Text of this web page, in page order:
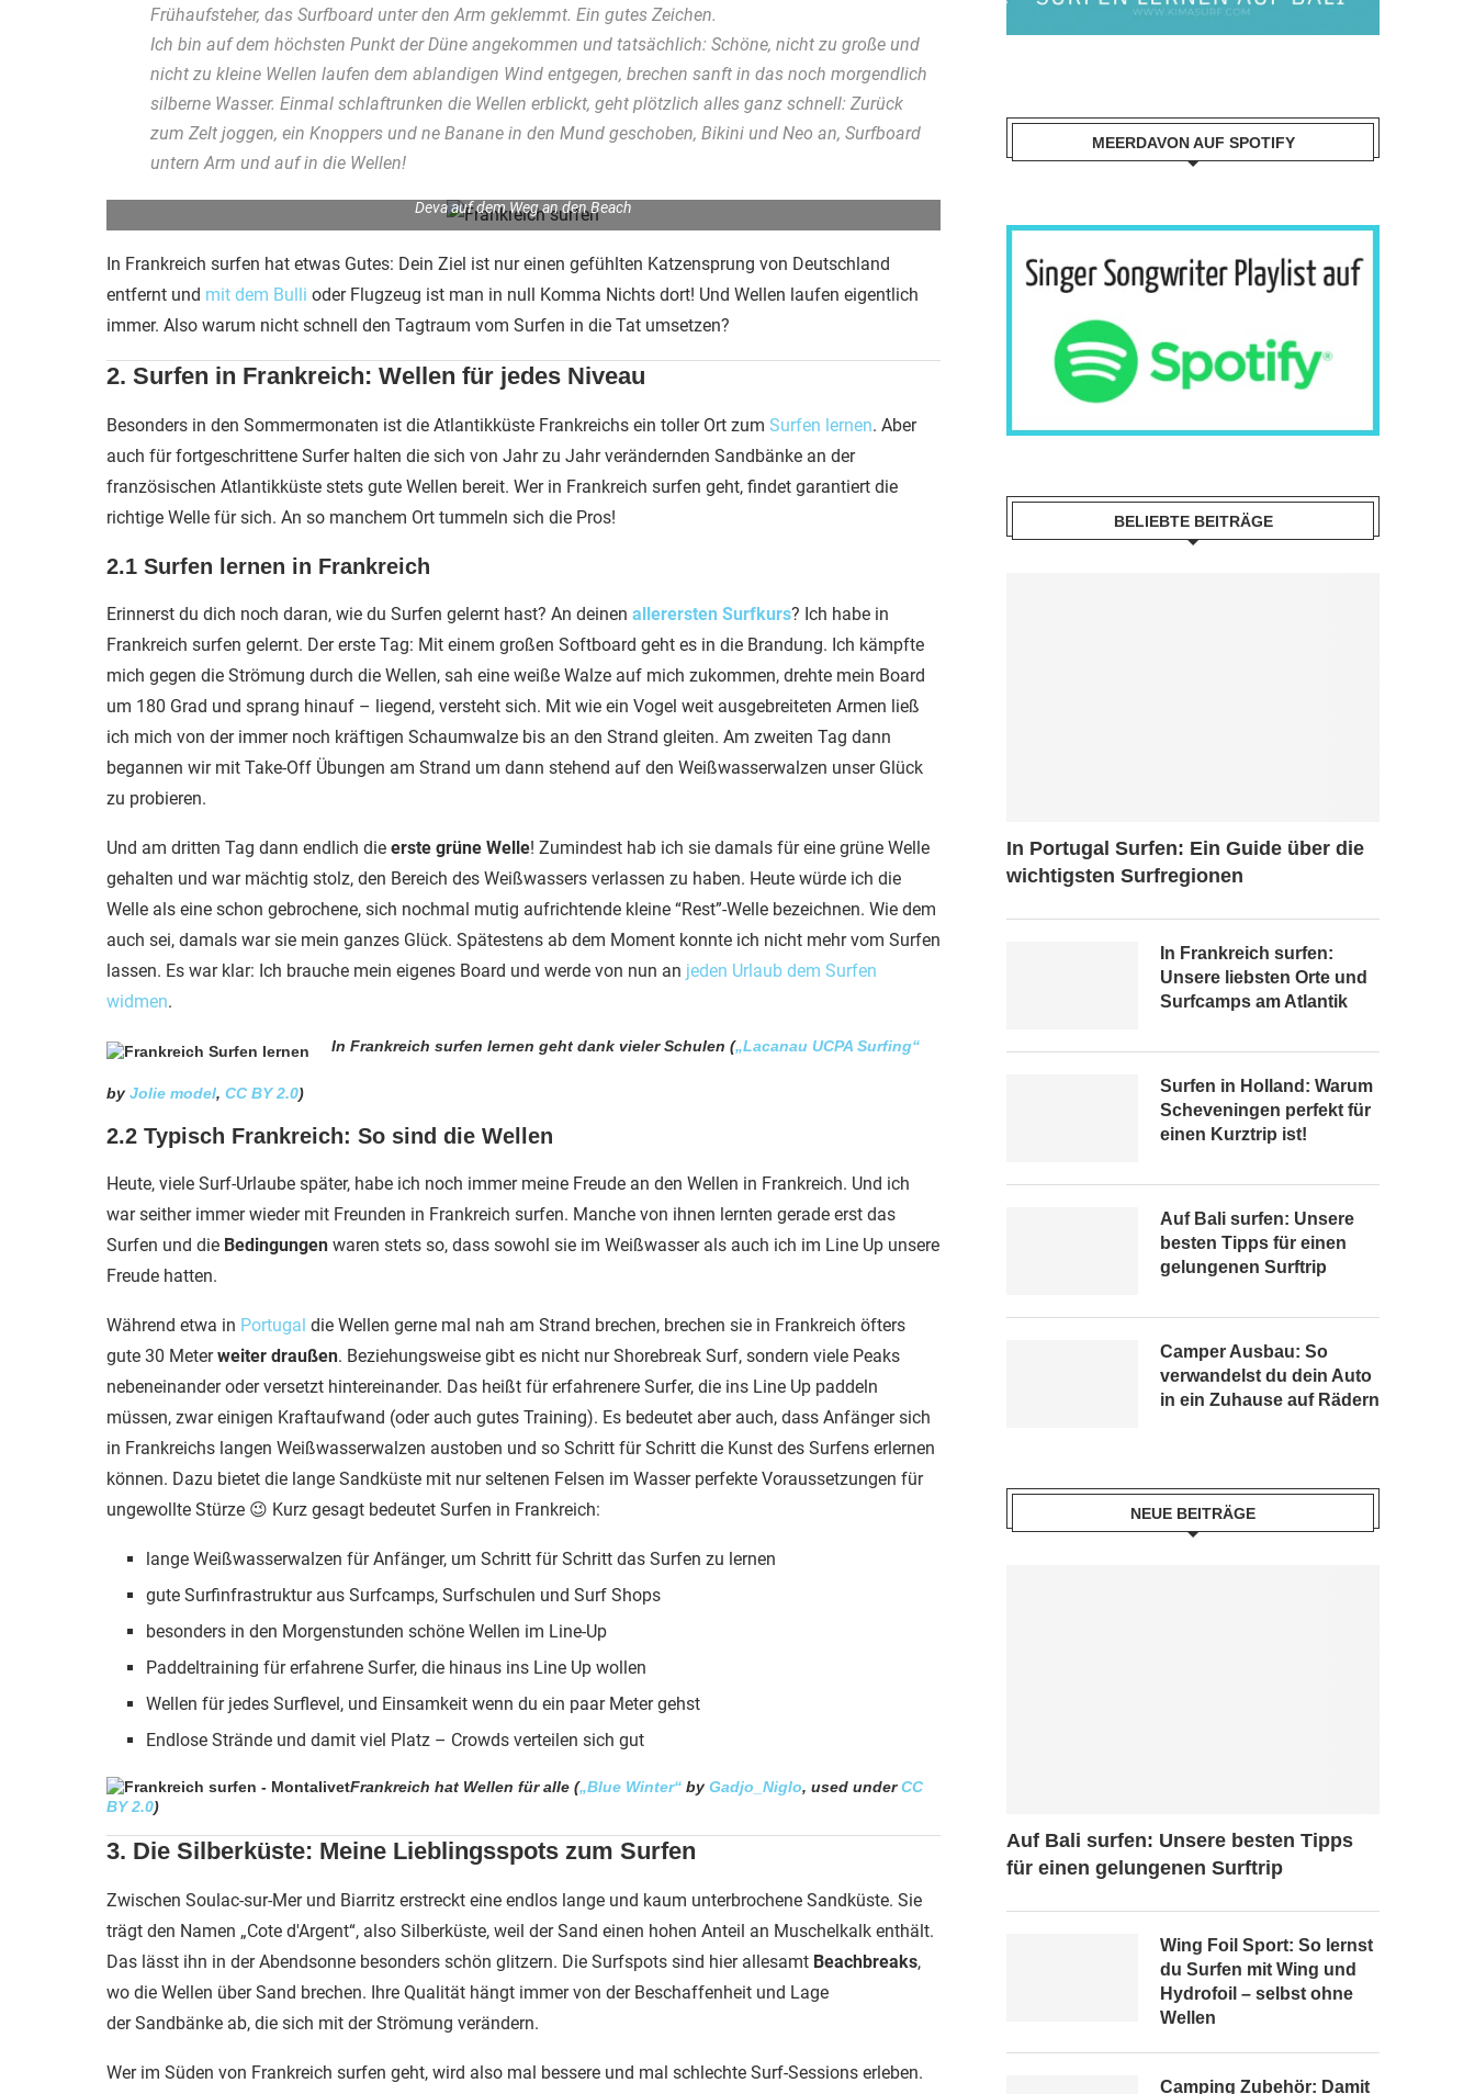
Frühaufsteher, das Surfboard unter den Arm geklemmt. Ein gutes Zeichen.
Ich bin auf dem höchsten Punkt der Düne angekommen und tatsächlich: Schöne, nicht zu große und
nicht zu kleine Wellen laufen dem ablandigen Wind entgegen, brechen sanft in das noch morgendlich
silberne Wasser. Einmal schlaftrunken die Wellen erblickt, geht plötzlich alles ganz schnell: Zurück
zum Zelt joggen, ein Knoppers und ne Banane in den Mund geschoben, Bikini und Neo an, Surfboard
untern Arm und auf in die Wellen!
Deva auf dem Weg an den Beach
In Frankreich surfen hat etwas Gutes: Dein Ziel ist nur einen gefühlten Katzensprung von Deutschland
entfernt und mit dem Bulli oder Flugzeug ist man in null Komma Nichts dort! Und Wellen laufen eigentlich
immer. Also warum nicht schnell den Tagtraum vom Surfen in die Tat umsetzen?
2. Surfen in Frankreich: Wellen für jedes Niveau
Besonders in den Sommermonaten ist die Atlantikküste Frankreichs ein toller Ort zum Surfen lernen. Aber
auch für fortgeschrittene Surfer halten die sich von Jahr zu Jahr verändernden Sandbänke an der
französischen Atlantikküste stets gute Wellen bereit. Wer in Frankreich surfen geht, findet garantiert die
richtige Welle für sich. An so manchem Ort tummeln sich die Pros!
2.1 Surfen lernen in Frankreich
Erinnerst du dich noch daran, wie du Surfen gelernt hast? An deinen allerersten Surfkurs? Ich habe in
Frankreich surfen gelernt. Der erste Tag: Mit einem großen Softboard geht es in die Brandung. Ich kämpfte
mich gegen die Strömung durch die Wellen, sah eine weiße Walze auf mich zukommen, drehte mein Board
um 180 Grad und sprang hinauf – liegend, versteht sich. Mit wie ein Vogel weit ausgebreiteten Armen ließ
ich mich von der immer noch kräftigen Schaumwalze bis an den Strand gleiten. Am zweiten Tag dann
begannen wir mit Take-Off Übungen am Strand um dann stehend auf den Weißwasserwalzen unser Glück
zu probieren.
Und am dritten Tag dann endlich die erste grüne Welle! Zumindest hab ich sie damals für eine grüne Welle
gehalten und war mächtig stolz, den Bereich des Weißwassers verlassen zu haben. Heute würde ich die
Welle als eine schon gebrochene, sich nochmal mutig aufrichtende kleine “Rest”-Welle bezeichnen. Wie dem
auch sei, damals war sie mein ganzes Glück. Spätestens ab dem Moment konnte ich nicht mehr vom Surfen
lassen. Es war klar: Ich brauche mein eigenes Board und werde von nun an jeden Urlaub dem Surfen
widmen.
In Frankreich surfen lernen geht dank vieler Schulen („Lacanau UCPA Surfing“
by Jolie model, CC BY 2.0)
2.2 Typisch Frankreich: So sind die Wellen
Heute, viele Surf-Urlaube später, habe ich noch immer meine Freude an den Wellen in Frankreich. Und ich
war seither immer wieder mit Freunden in Frankreich surfen. Manche von ihnen lernten gerade erst das
Surfen und die Bedingungen waren stets so, dass sowohl sie im Weißwasser als auch ich im Line Up unsere
Freude hatten.
Während etwa in Portugal die Wellen gerne mal nah am Strand brechen, brechen sie in Frankreich öfters
gute 30 Meterweiter draußen. Beziehungsweise gibt es nicht nur Shorebreak Surf, sondern viele Peaks
nebeneinander oder versetzt hintereinander. Das heißt für erfahrenere Surfer, die ins Line Up paddeln
müssen, zwar einigen Kraftaufwand (oder auch gutes Training). Es bedeutet aber auch, dass Anfänger sich
in Frankreichs langen Weißwasserwalzen austoben und so Schritt für Schritt die Kunst des Surfens erlernen
können. Dazu bietet die lange Sandküste mit nur seltenen Felsen im Wasser perfekte Voraussetzungen für
ungewollte Stürze 😉 Kurz gesagt bedeutet Surfen in Frankreich:
lange Weißwasserwalzen für Anfänger, um Schritt für Schritt das Surfen zu lernen
gute Surfinfrastruktur aus Surfcamps, Surfschulen und Surf Shops
besonders in den Morgenstunden schöne Wellen im Line-Up
Paddeltraining für erfahrene Surfer, die hinaus ins Line Up wollen
Wellen für jedes Surflevel, und Einsamkeit wenn du ein paar Meter gehst
Endlose Strände und damit viel Platz – Crowds verteilen sich gut
Frankreich hat Wellen für alle („Blue Winter“ by Gadjo_Niglo, used underCC
BY 2.0)
3. Die Silberküste: Meine Lieblingsspots zum Surfen
Zwischen Soulac-sur-Mer und Biarritz erstreckt eine endlos lange und kaum unterbrochene Sandküste. Sie
trägt den Namen „Cote d'Argent“, also Silberküste, weil der Sand einen hohen Anteil an Muschelkalk enthält.
Das lässt ihn in der Abendsonne besonders schön glitzern. Die Surfspots sind hier allesamt Beachbreaks,
wo die Wellen über Sand brechen. Ihre Qualität hängt immer von der Beschaffenheit und Lage
der Sandbänke ab, die sich mit der Strömung verändern.
Wer im Süden von Frankreich surfen geht, wird also mal bessere und mal schlechte Surf-Sessions erleben.
MEERDAVON AUF SPOTIFY
BELIEBTE BEITRÄGE
In Portugal Surfen: Ein Guide über die
wichtigsten Surfregionen
In Frankreich surfen:
Unsere liebsten Orte und
Surfcamps am Atlantik
Surfen in Holland: Warum
Scheveningen perfekt für
einen Kurztrip ist!
Auf Bali surfen: Unsere
besten Tipps für einen
gelungenen Surftrip
Camper Ausbau: So
verwandelst du dein Auto
in ein Zuhause auf Rädern
NEUE BEITRÄGE
Auf Bali surfen: Unsere besten Tipps
für einen gelungenen Surftrip
Wing Foil Sport: So lernst
du Surfen mit Wing und
Hydrofoil – selbst ohne
Wellen
Camping Zubehör: Damit